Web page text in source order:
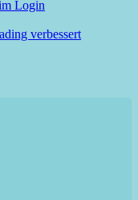
Login
verbessert